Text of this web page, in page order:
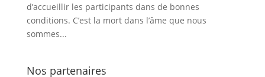
d’accueillir les participants dans de bonnes
conditions. C’est la mort dans l’âme que nous
sommes...
Nos partenaires